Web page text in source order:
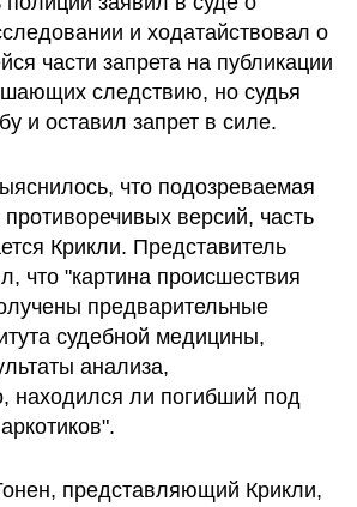
и ходатайствовал о
части запрета на публикации
следствию, но судья
и оставил запрет в силе.
что подозреваемая
версий, часть
Крикли. Представитель
что "картина происшествия
предварительные
судебной медицины,
анализа,
находился ли погибший под
представляющий Крикли,